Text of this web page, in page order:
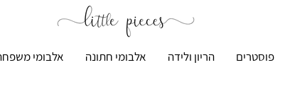
פוסטרים הריון ולידה אלבומי חתונה אלבומי